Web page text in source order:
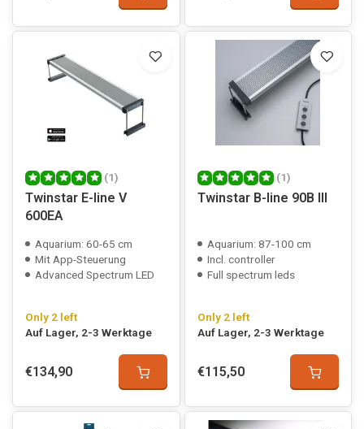
(1)
Twinstar E-line V
600EA
Aquarium: 60-65 cm
Mit App-Steuerung
Advanced Spectrum LED
Only 2 left
Auf Lager, 2-3 Werktage
€134,90
(1)
Twinstar B-line 90B III
Aquarium: 87-100 cm
Incl. controller
Full spectrum leds
Only 2 left
Auf Lager, 2-3 Werktage
€115,50